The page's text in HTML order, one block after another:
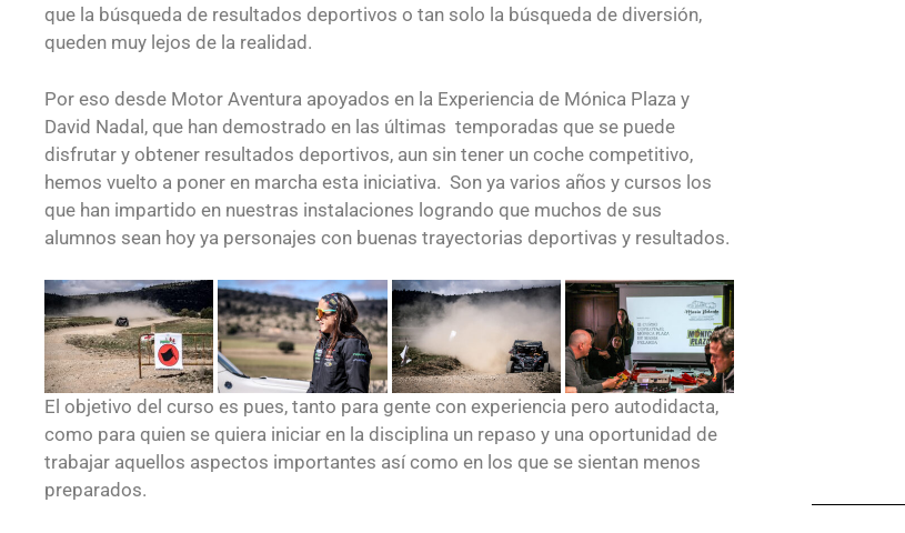
que la búsqueda de resultados deportivos o tan solo la búsqueda de diversión,
queden muy lejos de la realidad.
Por eso desde Motor Aventura apoyados en la Experiencia de Mónica Plaza y
David Nadal, que han demostrado en las últimas temporadas que se puede
disfrutar y obtener resultados deportivos, aun sin tener un coche competitivo,
hemos vuelto a poner en marcha esta iniciativa. Son ya varios años y cursos los
que han impartido en nuestras instalaciones logrando que muchos de sus
alumnos sean hoy ya personajes con buenas trayectorias deportivas y resultados.
El objetivo del curso es pues, tanto para gente con experiencia pero autodidacta,
como para quien se quiera iniciar en la disciplina un repaso y una oportunidad de
trabajar aquellos aspectos importantes así como en los que se sientan menos
preparados.